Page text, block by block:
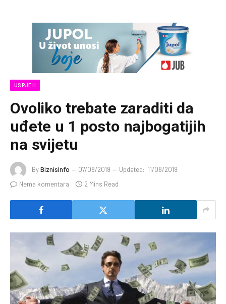
USPJEH
Ovoliko trebate zaraditi da
uđete u 1 posto najbogatijih
na svijetu
ByBiznisInfo 07/08/2019 Updated: 11/08/2019
Nema komentara
2 Mins Read